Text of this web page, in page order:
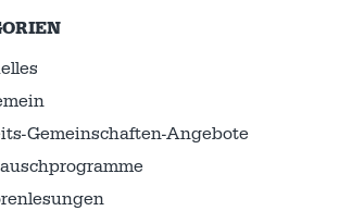
Gemeinschaften-Angebote